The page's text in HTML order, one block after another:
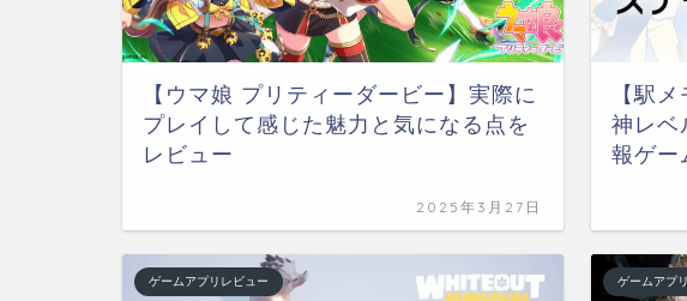
【ウマ娘 プリティーダービー】実際に
プレイして感じた魅力と気になる点を
レビュー
2025年3月27日
【駅
神レベ
報ゲー
ゲームアプリレビュー ゲームアプ